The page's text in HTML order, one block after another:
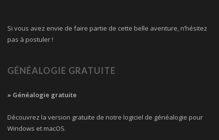
Si vous avez envie de faire partie de cette belle aventure, n’hésitez
pas à postuler !
GÉNÉALOGIE GRATUITE
» Généalogie gratuite
Découvrez la version gratuite de notre logiciel de généalogie pour
Windows et macOS.